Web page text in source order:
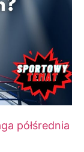
półśrednia